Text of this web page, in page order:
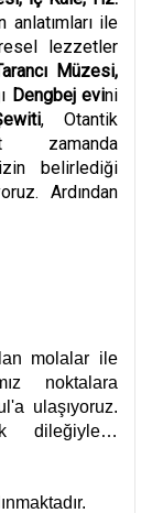
anlatımları ile
lezzetler
Müzesi,
Dengbej evini
, Otantik
zamanda
belirlediği
Ardından
molalar ile
noktalara
ulaşıyoruz.
dileğiyle…